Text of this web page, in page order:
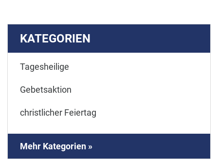
KATEGORIEN
Tagesheilige
Gebetsaktion
christlicher Feiertag
Mehr Kategorien »